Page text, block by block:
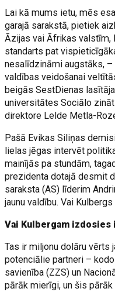
Lai kā mums ietu, mēs
garajā sarakstā, pietiek
Āzijas vai Āfrikas valstīm,
standarts pat
nesalīdzināmi augstāks, –
valdības veidošanai
beigās SestDienas
universitātes Sociālo
direktore Lelde Metla-
Pašā Evikas Siliņas
lielas jēgas intervēt
mainījās pa stundām,
prezidenta dotajā desmit
saraksta (AS) līderim
jaunu valdību. Vai
Vai Kulbergam
Tas ir miljonu dolāru vērts
potenciālie partneri –
savienība (ZZS) un
pārāk mierīgi, un šis